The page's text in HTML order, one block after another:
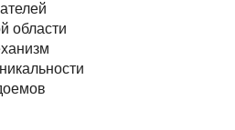
области